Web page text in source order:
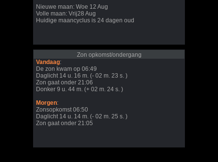
Nieuwe maan: Woe 12 Aug
Volle maan: Vrij28 Aug
Huidige maancyclus is 24 dagen oud
Zon opkomst/ondergang
Vandaag:
De zon kwam op 06:49
Daglicht 14 u. 16 m. (- 02 m. 23 s. )
Zon gaat onder 21:06
Donker 9 u. 44 m. (+ 02 m. 24 s. )
Morgen:
Zonsopkomst 06:50
Daglicht 14 u. 14 m. (- 02 m. 25 s. )
Zon gaat onder 21:05